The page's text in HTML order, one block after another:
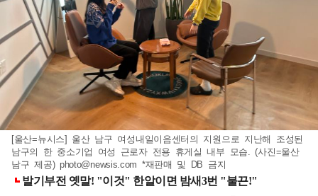
[울산=뉴시스] 울산 남구 여성내일이음센터의 지원으로 지난해 조성된
남구의 한 중소기업 여성 근로자 전용 휴게실 내부 모습. (사진=울산
남구 제공) photo@newsis.com *재판매 및 DB 금지